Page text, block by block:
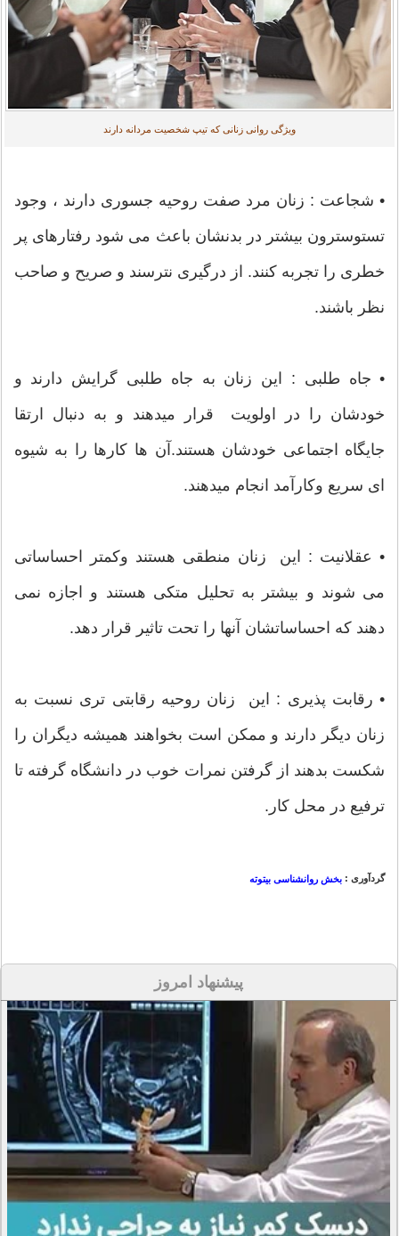
ویژگی روانی زنانی که تیپ شخصیت مردانه دارند
• شجاعت : زنان مرد صفت روحیه جسوری دارند ، وجود
تستوسترون بیشتر در بدنشان باعث می شود رفتارهای پر
خطری را تجربه کنند. از درگیری نترسند و صریح و صاحب
نظر باشند.
• جاه طلبی : این زنان به جاه طلبی گرایش دارند و
خودشان را در اولویت قرار میدهند و به دنبال ارتقا
جایگاه اجتماعی خودشان هستند.آن ها کارها را به شیوه
ای سریع وکارآمد انجام میدهند.
• عقلانیت : این زنان منطقی هستند وکمتر احساساتی
می شوند و بیشتر به تحلیل متکی هستند و اجازه نمی
دهند که احساساتشان آنها را تحت تاثیر قرار دهد.
• رقابت پذیری : این زنان روحیه رقابتی تری نسبت به
زنان دیگر دارند و ممکن است بخواهند همیشه دیگران را
شکست بدهند از گرفتن نمرات خوب در دانشگاه گرفته تا
ترفیع در محل کار.
گردآوری : بخش روانشناسی بیتوته
پیشنهاد امروز